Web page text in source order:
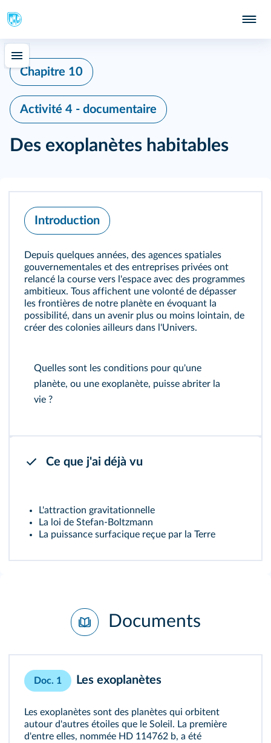
Chapitre 10
Activité 4 - documentaire
Des exoplanètes habitables
Introduction
Depuis quelques années, des agences spatiales
gouvernementales et des entreprises privées ont
relancé la course vers l'espace avec des programmes
ambitieux. Tous affichent une volonté de dépasser
les frontières de notre planète en évoquant la
possibilité, dans un avenir plus ou moins lointain, de
créer des colonies ailleurs dans l'Univers.
Quelles sont les conditions pour qu'une
planète, ou une exoplanète, puisse abriter la
vie ?
Ce que j'ai déjà vu
L'attraction gravitationnelle
La loi de Stefan‑Boltzmann
La puissance surfacique reçue par la Terre
Documents
Doc. 1 Les exoplanètes
Les exoplanètes sont des planètes qui orbitent
autour d'autres étoiles que le Soleil. La première
d'entre elles, nommée HD 114762 b, a été